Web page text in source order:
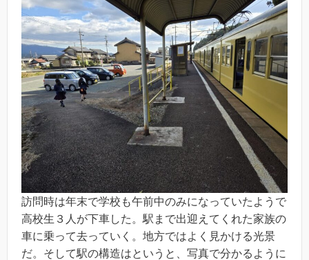
訪問時は年末で学校も午前中のみになっていたようで
高校生３人が下車した。駅まで出迎えてくれた家族の
車に乗って去っていく。地方ではよく見かける光景
だ。そして駅の構造はというと、写真で分かるように